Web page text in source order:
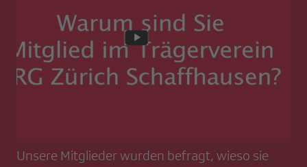
Unsere Mitglieder wurden befragt, wieso sie